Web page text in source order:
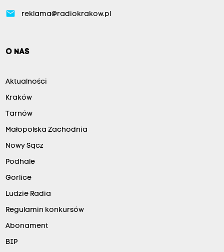
email reklama@radiokrakow.pl
O NAS
Aktualności
Kraków
Tarnów
Małopolska Zachodnia
Nowy Sącz
Podhale
Gorlice
Ludzie Radia
Regulamin konkursów
Abonament
BIP